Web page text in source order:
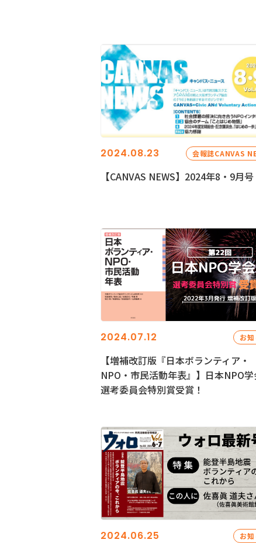
2024.08.23 会報誌CANVAS
【CANVAS NEWS】2024年8・9月号
2024.07.12 お
【増補改訂版『日本ボランティア・
NPO・市民活動年表』】日本NPO学
選考委員会特別賞受賞！
2024.06.25 お